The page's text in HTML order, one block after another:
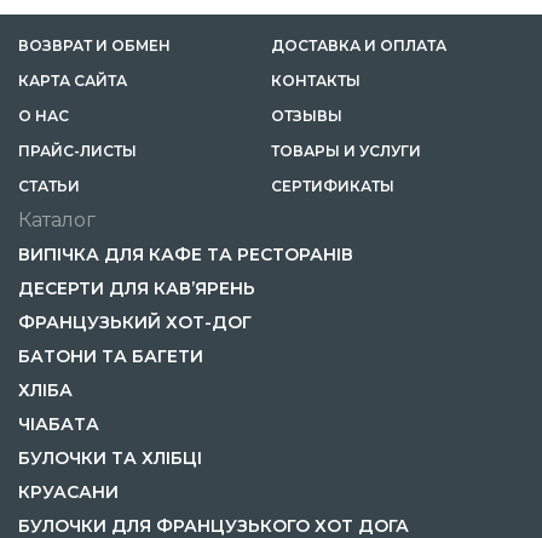
ВОЗВРАТ И ОБМЕН
ДОСТАВКА И ОПЛАТА
КАРТА САЙТА
КОНТАКТЫ
О НАС
ОТЗЫВЫ
ПРАЙС-ЛИСТЫ
ТОВАРЫ И УСЛУГИ
CТАТЬИ
СЕРТИФИКАТЫ
Каталог
ВИПІЧКА ДЛЯ КАФЕ ТА РЕСТОРАНІВ
ДЕСЕРТИ ДЛЯ КАВ’ЯРЕНЬ
ФРАНЦУЗЬКИЙ ХОТ-ДОГ
БАТОНИ ТА БАГЕТИ
ХЛІБА
ЧІАБАТА
БУЛОЧКИ ТА ХЛІБЦІ
КРУАСАНИ
БУЛОЧКИ ДЛЯ ФРАНЦУЗЬКОГО ХОТ ДОГА